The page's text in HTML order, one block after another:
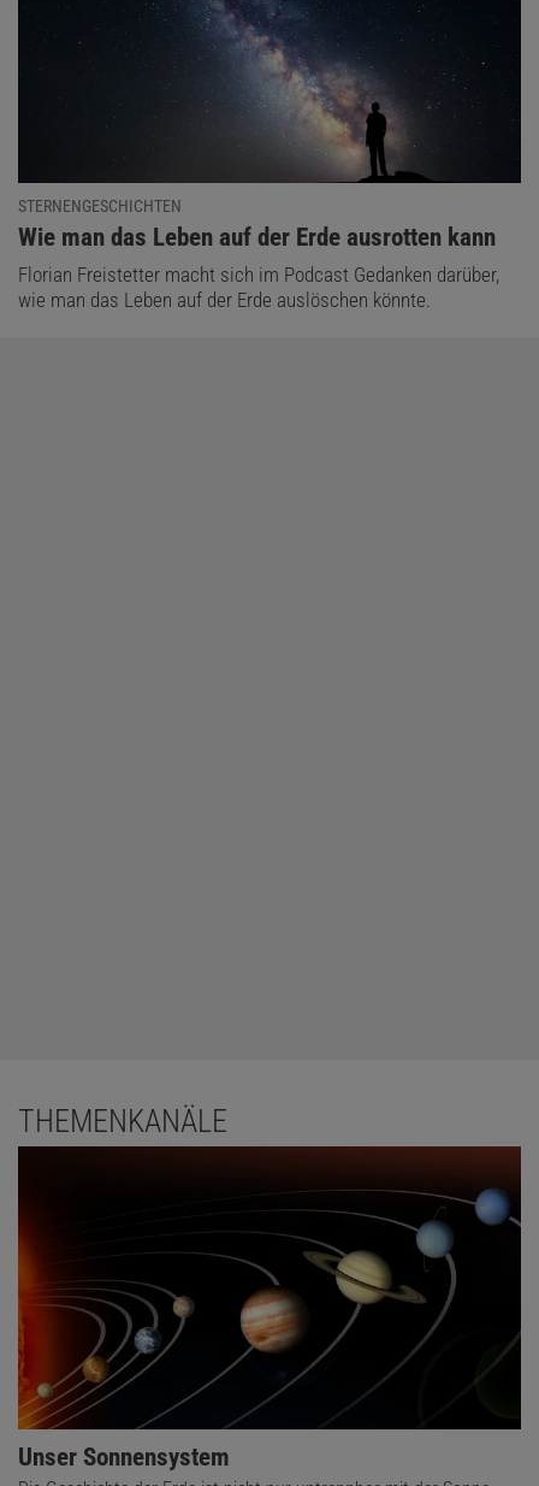
STERNENGESCHICHTEN
:
Wie man das Leben auf der Erde ausrotten kann
Florian Freistetter macht sich im Podcast Gedanken darüber,
wie man das Leben auf der Erde auslöschen könnte.
THEMENKANÄLE
Unser Sonnensystem